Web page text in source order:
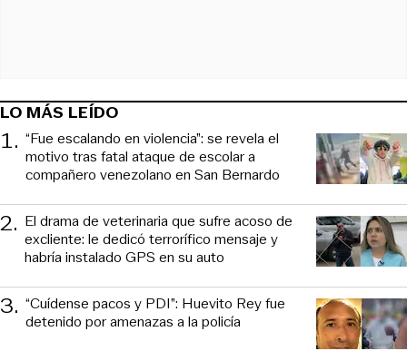
LO MÁS LEÍDO
1. “Fue escalando en violencia”: se revela el
motivo tras fatal ataque de escolar a
compañero venezolano en San Bernardo
2. El drama de veterinaria que sufre acoso de
excliente: le dedicó terrorífico mensaje y
habría instalado GPS en su auto
3. “Cuídense pacos y PDI”: Huevito Rey fue
detenido por amenazas a la policía